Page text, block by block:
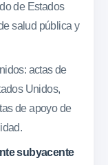
de Estados
salud pública y
actas de
Unidos,
de apoyo de
subyacente